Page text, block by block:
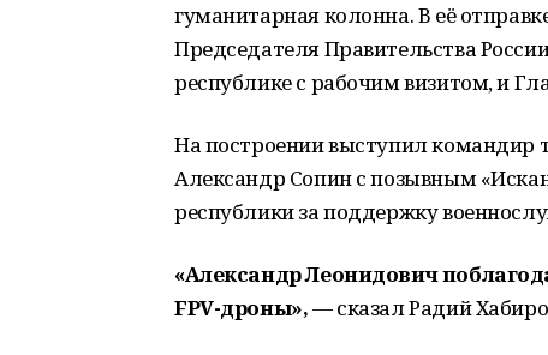
гуманитарная колонна. В её
Председателя Правительства
республике с рабочим визитом, и
На построении выступил командир
Александр Сопин с позывным
республики за поддержку
«Александр Леонидович
FPV-дроны»,— сказал Радий